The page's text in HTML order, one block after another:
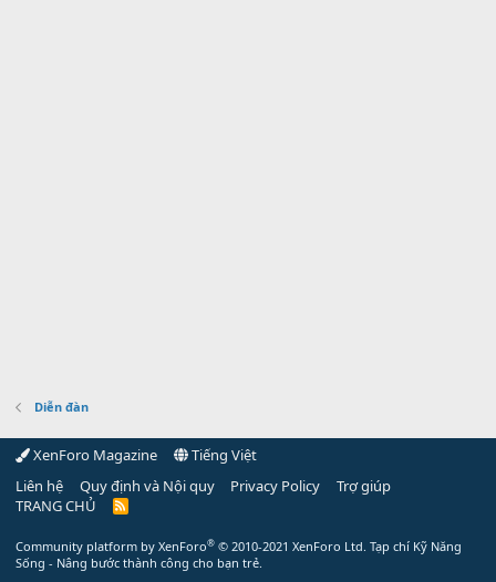
Diễn đàn
XenForo Magazine
Tiếng Việt
Liên hệ
Quy định và Nội quy Privacy Policy
Trợ giúp
TRANG CHỦ
R
Community platform by XenForo® © 2010-2021 XenForo Ltd. Tạp chí Kỹ Năng
Sống - Nâng bước thành công cho bạn trẻ.